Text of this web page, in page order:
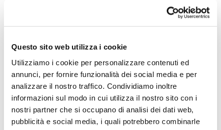
Questo sito web utilizza i cookie
Utilizziamo i cookie per personalizzare contenuti ed
annunci, per fornire funzionalità dei social media e per
analizzare il nostro traffico. Condividiamo inoltre
informazioni sul modo in cui utilizza il nostro sito con i
nostri partner che si occupano di analisi dei dati web,
pubblicità e social media, i quali potrebbero combinarle